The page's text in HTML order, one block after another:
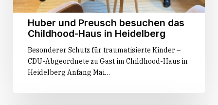
Huber und Preusch besuchen das
Childhood-Haus in Heidelberg
Besonderer Schutz für traumatisierte Kinder –
CDU-Abgeordnete zu Gast im Childhood-Haus in
Heidelberg Anfang Mai…